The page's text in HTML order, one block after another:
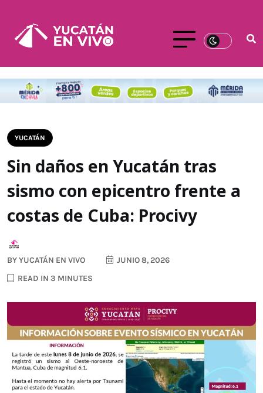
YUCATÁN
Sin daños en Yucatán tras
sismo con epicentro frente a
costas de Cuba: Procivy
BYYUCATÁN EN VIVO
JUNIO 8, 2026
READ IN 3 MINUTES